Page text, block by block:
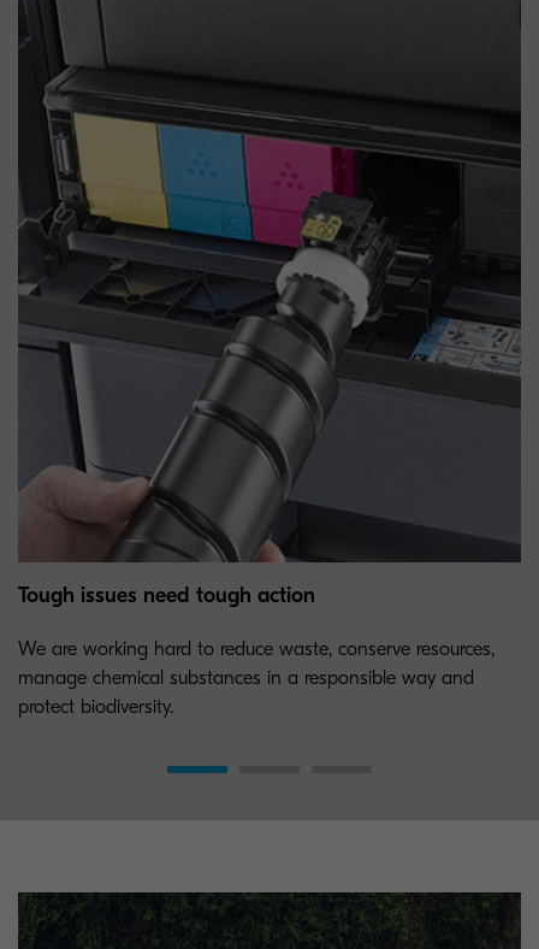
Tough issues need tough action
We are working hard to reduce waste, conserve resources,
manage chemical substances in a responsible way and
protect biodiversity.